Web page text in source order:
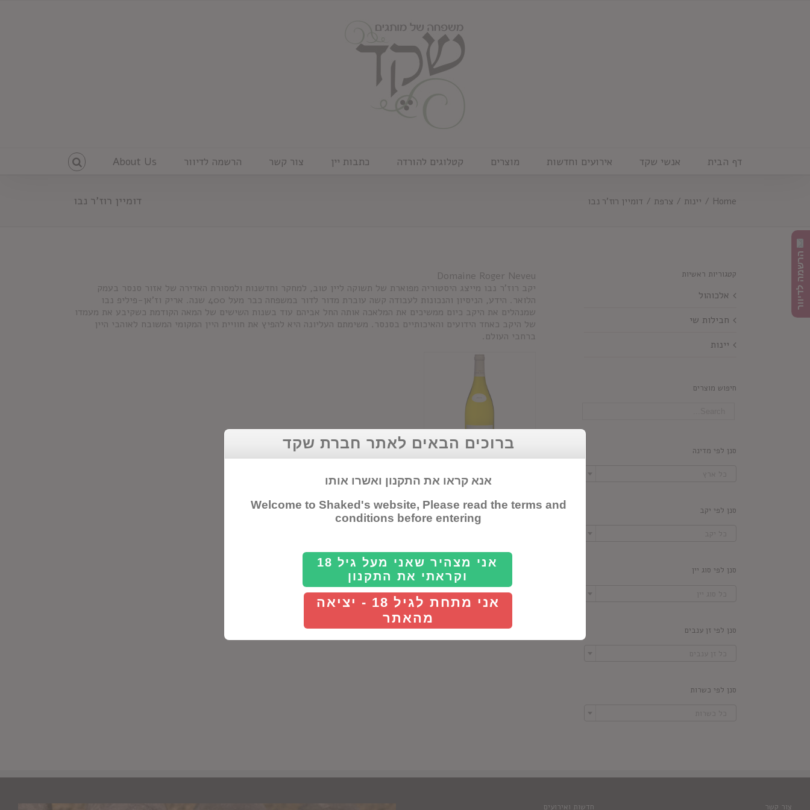
דף הבית אנשי שקד אירועים וחדשות מוצרים קטלוגים להורדה כתבות יין צור קשר הרשמה לדיוור About Us
דומיין רוז'ר נבו Home
/ יינות / צרפת / דומיין רוז'ר נבו
Domaine Roger Neveu
יקב רוז'ר נבו מייצג היסטוריה מפוארת של תשוקה ליין טוב, למחקר וחדשנות ולמסורת האדירה של אזור סנסר בעמק
הלואר. הידע, הניסיון והנכונות לעבודה קשה עוברת מדור לדור במשפחה כבר מעל 400 שנה. אריק וז'אן-פיליפ נבו
שמנהלים את היקב כיום ממשיכים את המלאכה אותה החל אביהם עוד בשנות השישים של המאה הקודמת כשקיבע את מעמדו
של היקב כאחד הידועים והאיכותיים בסנסר. משימתם העליונה היא להפיץ את חוויית היין המקומי המשובח לאוהבי היין
ברחבי העולם.
רוז'ר נובו סנסר
קטגוריות ראשיות
אלכוהול
חבילות שי
יינות
חיפוש מוצרים
סנן לפי מדינה
סנן לפי יקב
סנן לפי סוג יין
סנן לפי זן ענבים
סנן לפי כשרות
צור קשר חדשות ואירועים
הרשמה לדיוור
ברוכים הבאים לאתר חברת שקד
אנא קראו את התקנון ואשרו אותו
Welcome to Shaked's website, Please read the terms and
conditions before entering
אני מצהיר שאני מעל גיל 18
וקראתי את התקנון
אני מתחת לגיל 18 - יציאה
מהאתר